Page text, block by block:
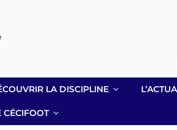
LA DISCIPLINE
CÉCIFOOT